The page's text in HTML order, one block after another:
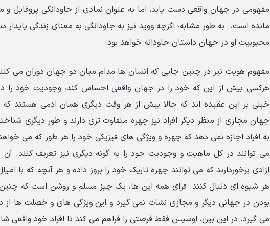
مفهومی در جهان واقعی دست یابد، اما به عنوان نمادی از جاودانگی پروفایل
مانده است. به طور مشابه، اگرچه ووید نیز به جاودانگی به معنای زندگی
محبوبیت او در جهان داستان جاودانه خواهد بود.
مفهوم هویت نیز در چنین جایی که انسان ها مدام میان دو جهان دوران می
هرکسی بیش از این که خود را در جهان واقعی احساس کند، وجودیت خود را
خیلی بر این عقیده اند که حالا بیش از هر وقت دیگری همان ادمی هستند که
جهان مجازی از منظر دیگر افراد نیز چهره متفاوت تری دارند و طور دیگری
به افراد اجازه نمی دهد که چهره و ویژگی های فیزیکی خود را هر طور که می
می توانند در کل ماهیت و وجودیت خود را به گونه دیگری نیز تعریف کنند. آن
ازادی برخوردارند که می توانند چهره تاریک خود را بروز داده و هر آنچه که با
هر شیوه ای دنبال کنند. فرای همه این ها، یک چیز مسلم و روشن است که چنین
بودن در جهانی دیگر و مجازی نشات نمی گیرد و این ویژگی های و خصلت ها
می گیرد. در این بین، اوسیس فقط فرصتی را فراهم می کند تا افراد خود واقعی